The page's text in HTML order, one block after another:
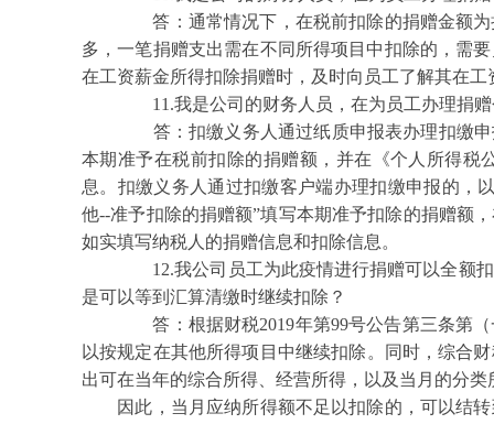
答：通常情况下，在税前扣除的捐赠金额为
多，一笔捐赠支出需在不同所得项目中扣除的，需
在工资薪金所得扣除捐赠时，及时向员工了解其在
11.我是公司的财务人员，在为员工办理捐赠
答：扣缴义务人通过纸质申报表办理扣缴申
本期准予在税前扣除的捐赠额，并在《个人所得税
息。扣缴义务人通过扣缴客户端办理扣缴申报的，
他--准予扣除的捐赠额”填写本期准予扣除的捐赠额
如实填写纳税人的捐赠信息和扣除信息。
12.我公司员工为此疫情进行捐赠可以全额扣
是可以等到汇算清缴时继续扣除？
答：根据财税2019年第99号公告第三条第（
以按规定在其他所得项目中继续扣除。同时，综合
出可在当年的综合所得、经营所得，以及当月的分类
因此，当月应纳所得额不足以扣除的，可以结转